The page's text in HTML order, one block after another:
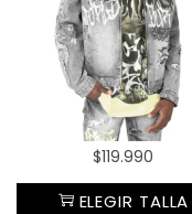
$119.990
ELEGIR TALLA